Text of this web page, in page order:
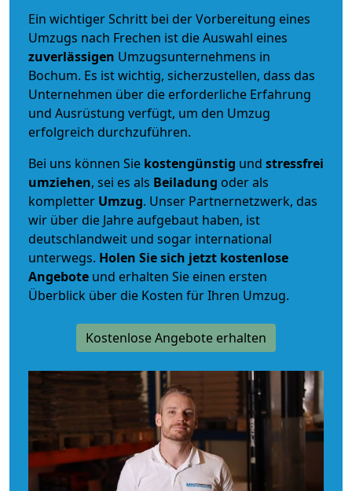
Ein wichtiger Schritt bei der Vorbereitung eines
Umzugs nach Frechen ist die Auswahl eines
zuverlässigen Umzugsunternehmens in
Bochum. Es ist wichtig, sicherzustellen, dass das
Unternehmen über die erforderliche Erfahrung
und Ausrüstung verfügt, um den Umzug
erfolgreich durchzuführen.
Bei uns können Sie kostengünstig und stressfrei
umziehen, sei es als Beiladung oder als
kompletter Umzug. Unser Partnernetzwerk, das
wir über die Jahre aufgebaut haben, ist
deutschlandweit und sogar international
unterwegs. Holen Sie sich jetzt kostenlose
Angebote und erhalten Sie einen ersten
Überblick über die Kosten für Ihren Umzug.
Kostenlose Angebote erhalten